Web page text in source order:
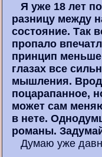
Я уже 18 лет
разницу между
состояние. Так
пропало
принцип
глазах все
мышления.
поцарапанное,
может сам
в нете.
романы.
Думаю уже